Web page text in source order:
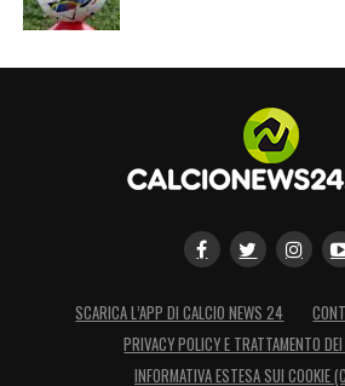
SCARICA L’APP DI CALCIO NEWS 24
PRIVACY POLICY E TRATTAMENTO
INFORMATIVA ESTESA SUI COOKIE